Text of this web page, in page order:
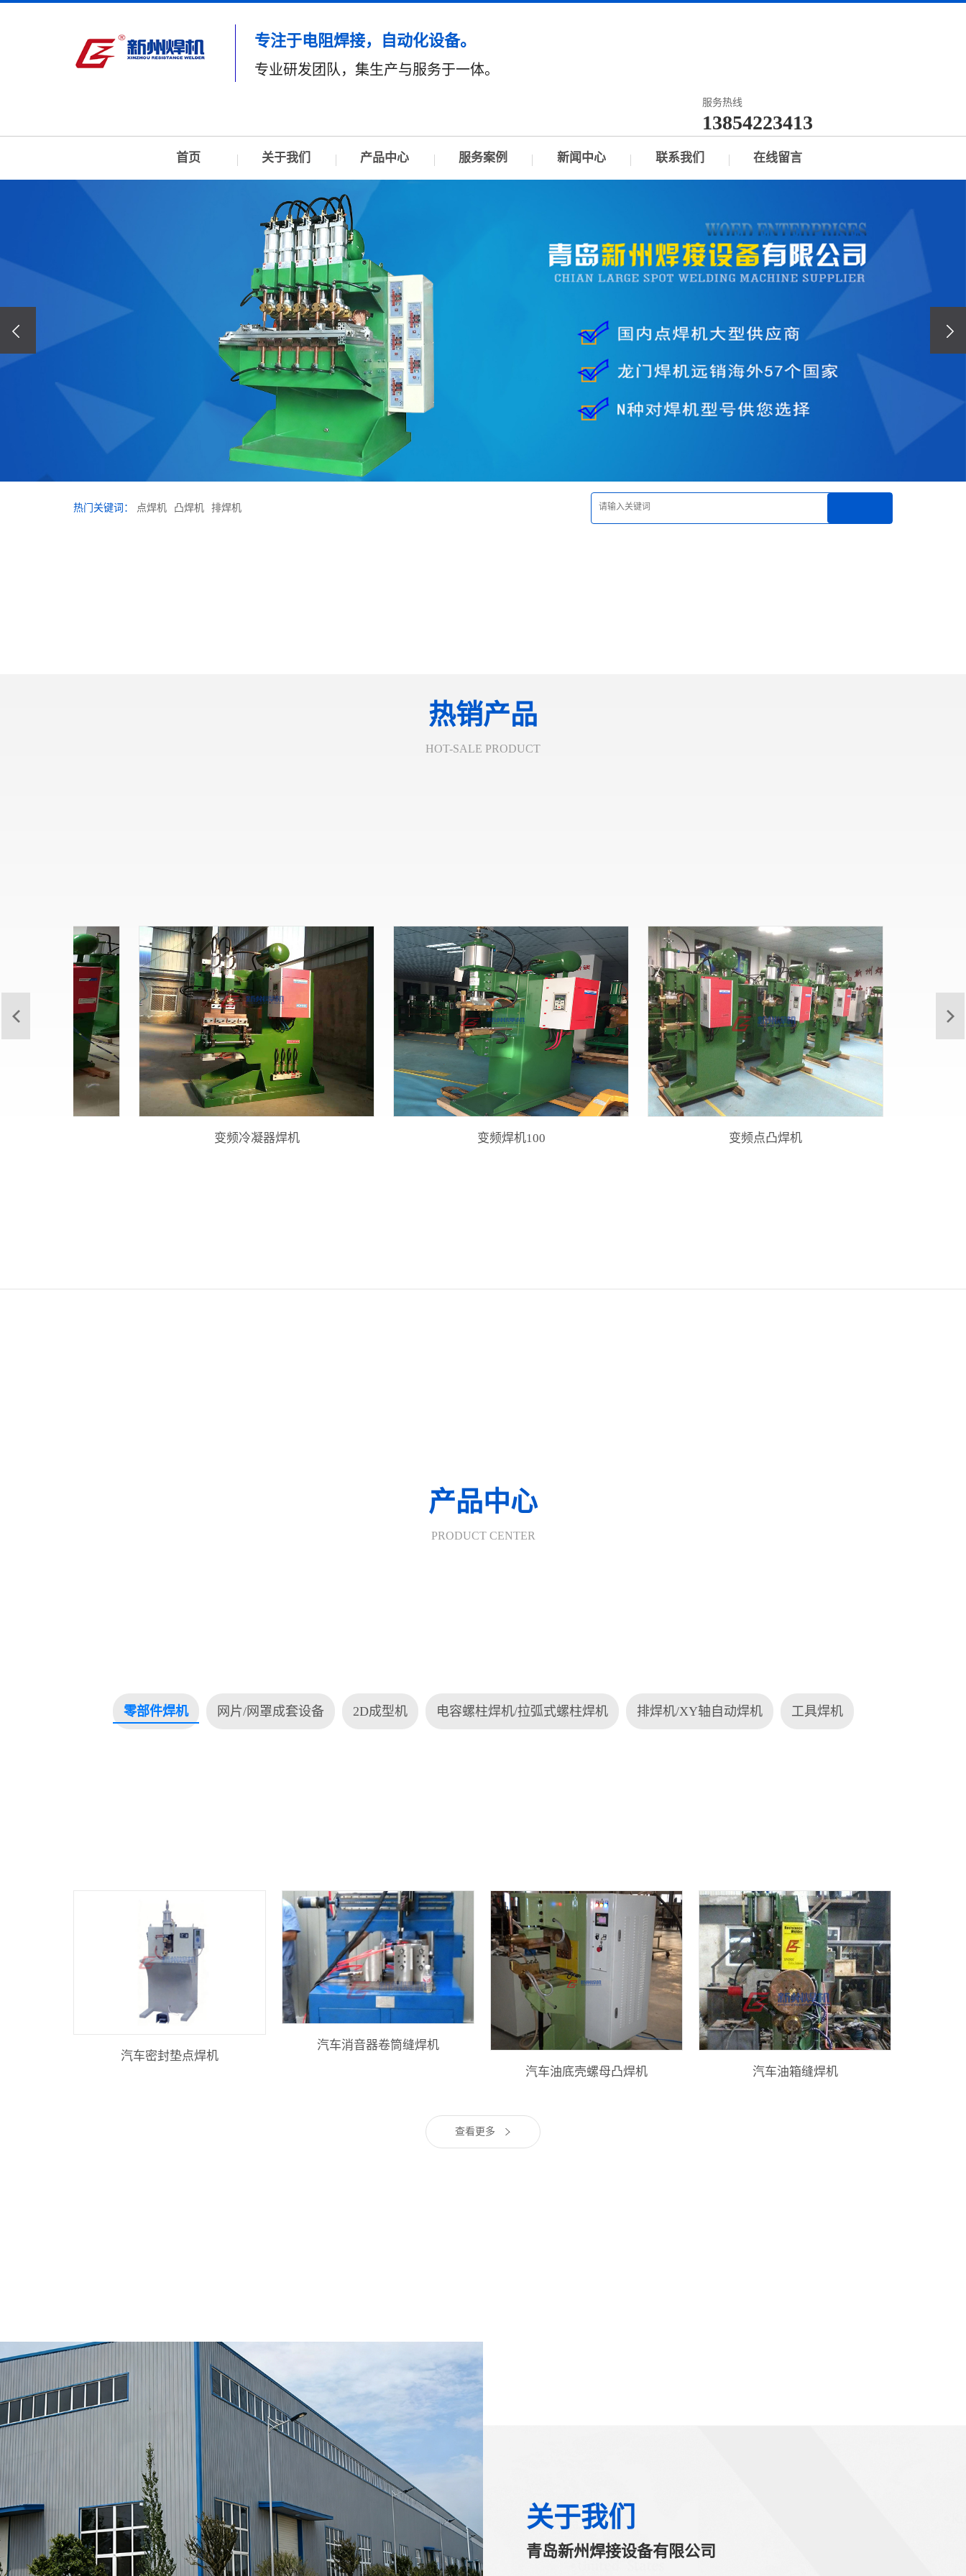
专注于电阻焊接，自动化设备。
专业研发团队，集生产与服务于一体。
服务热线
13854223413
首页 关于我们 产品中心 服务案例 新闻中心 联系我们 在线留言
热门关键词： 点焊机 凸焊机 排焊机
热销产品
HOT-SALE PRODUCT
变频冷凝器焊机 变频焊机100 变频点凸焊机
产品中心
PRODUCT CENTER
零部件焊机 网片/网罩成套设备 2D成型机 电容螺柱焊机/拉弧式螺柱焊机 排焊机/XY轴自动焊机 工具焊机
汽车密封垫点焊机
汽车消音器卷筒缝焊机
汽车油底壳螺母凸焊机
汽车油箱缝焊机
查看更多
关于我们
青岛新州焊接设备有限公司